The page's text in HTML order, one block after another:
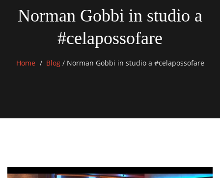
Norman Gobbi in studio a
#celapossofare
Home Blog /Norman Gobbi in studio a #celapossofare